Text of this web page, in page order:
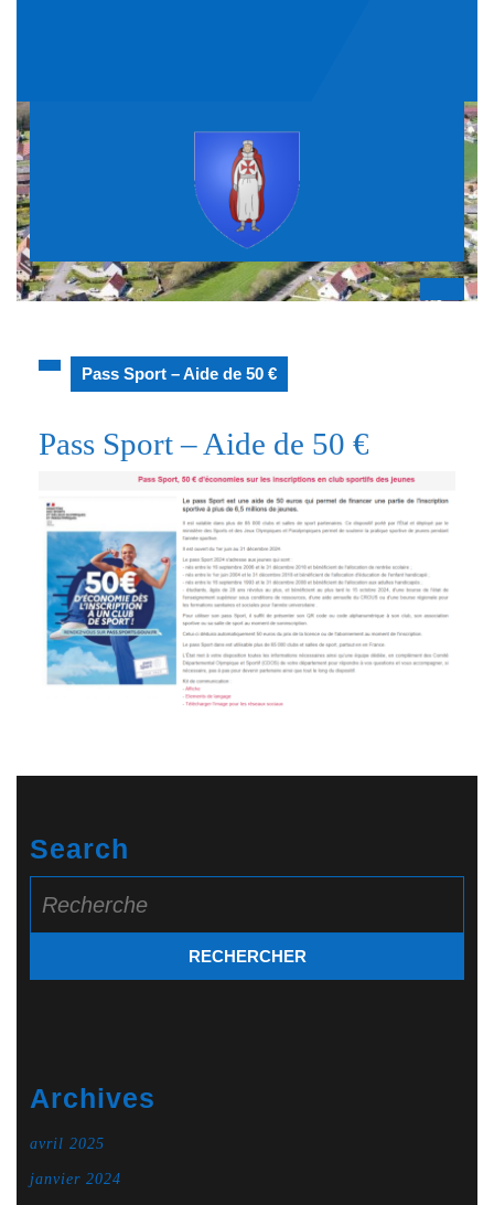
content
Pass Sport – Aide de 50 €
Pass Sport – Aide de 50 €
Search
for:
Archives
avril 2025
janvier 2024